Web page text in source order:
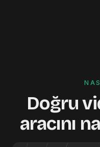
Doğru
aracını